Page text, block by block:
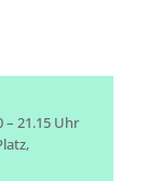
– 21.15 Uhr